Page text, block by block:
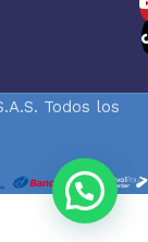
Todos los